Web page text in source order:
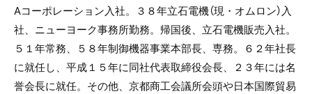
Aコーポレーション入社。３８年立石電機（現・オムロン）入
社、ニューヨーク事務所勤務。帰国後、立石電機販売入社。
５１年常務、５８年制御機器事業本部長、専務。６２年社長
に就任し、平成１５年に同社代表取締役会長、２３年には名
誉会長に就任。その他、京都商工会議所会頭や日本国際貿易